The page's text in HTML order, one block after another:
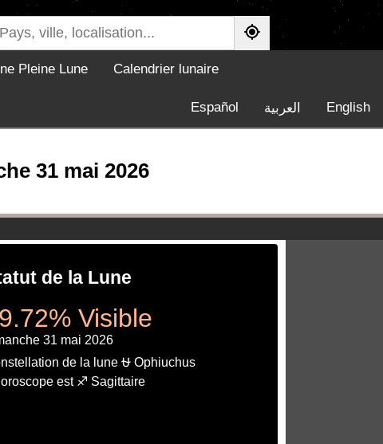
Pleine Lune Calendrier lunaire
English العربية Español
31 mai 2026
de la Lune
Visible
31 mai 2026
de la lune ⛎ Ophiuchus
est ♐ Sagittaire